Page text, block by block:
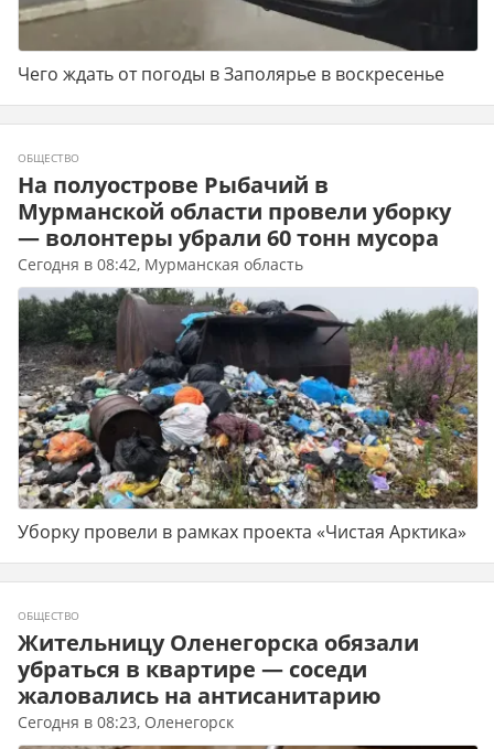
Чего ждать от погоды в Заполярье в воскресенье
ОБЩЕСТВО
На полуострове Рыбачий в
Мурманской области провели уборку
— волонтеры убрали 60 тонн мусора
Сегодня в 08:42, Мурманская область
Уборку провели в рамках проекта «Чистая Арктика»
ОБЩЕСТВО
Жительницу Оленегорска обязали
убраться в квартире — соседи
жаловались на антисанитарию
Сегодня в 08:23, Оленегорск